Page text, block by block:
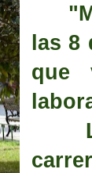
"
las 8
que
La